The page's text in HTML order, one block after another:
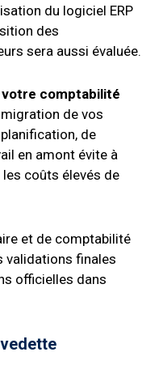
du logiciel ERP
des
sera aussi évaluée.
comptabilité
de vos
de
en amont évite à
coûts élevés de
et de comptabilité
validations finales
officielles dans